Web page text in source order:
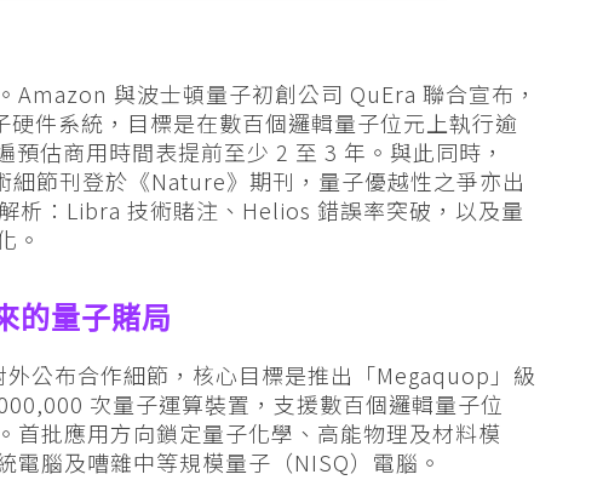
Amazon 與波士頓量子初創公司 QuEra 聯合宣布，
件系統，目標是在數百個邏輯量子位元上執行逾
估商用時間表提前至少 2 至 3 年。與此同時，
節刊登於《Nature》期刊，量子優越性之爭亦出
析：Libra 技術賭注、Helios 錯誤率突破，以及量
。
的量子賭局
公布合作細節，核心目標是推出「Megaquop」級
次量子運算裝置，支援數百個邏輯量子位
首批應用方向鎖定量子化學、高能物理及材料模
腦及嘈雜中等規模量子（NISQ）電腦。